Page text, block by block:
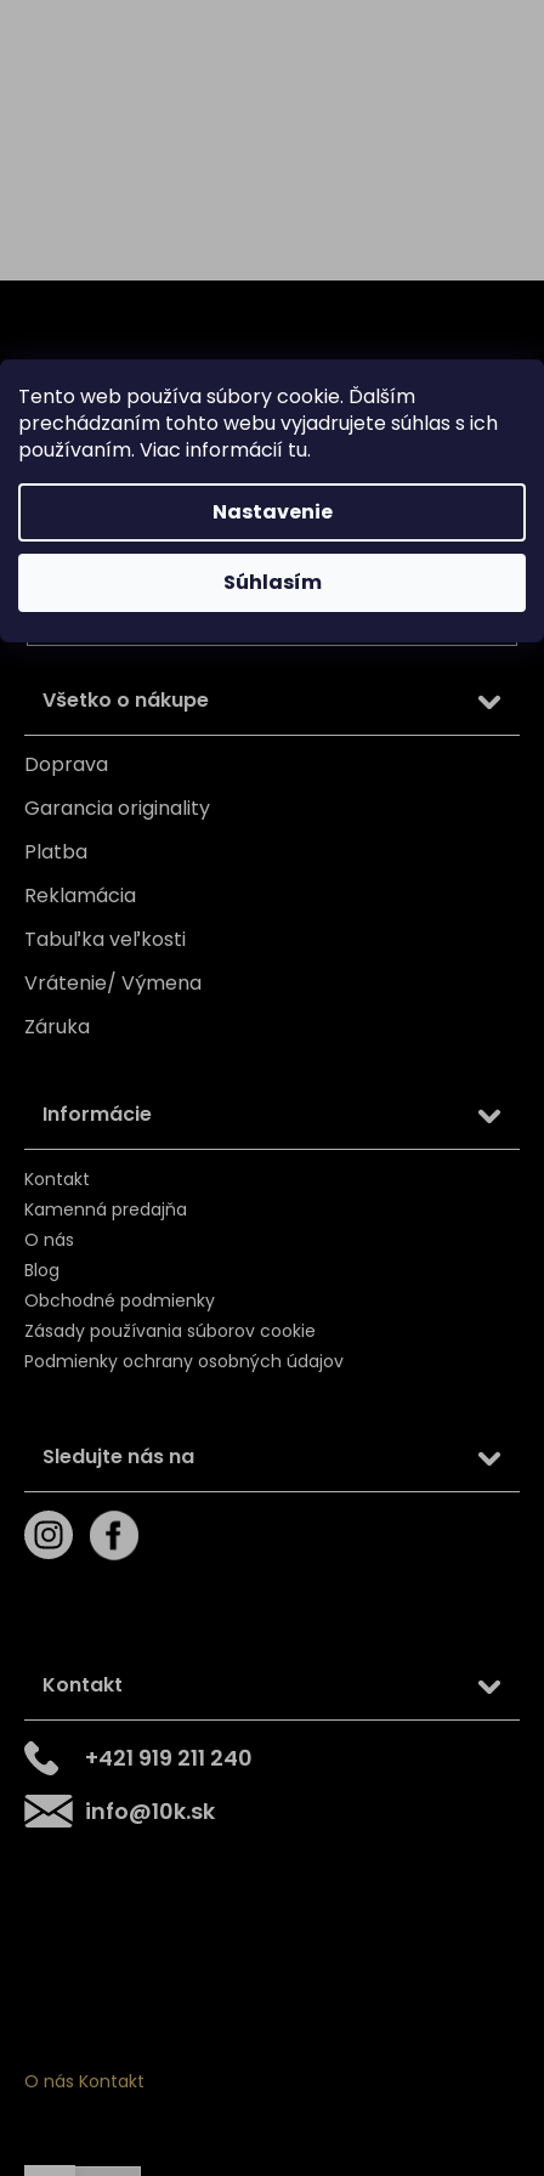
Tento web používa súbory cookie. Ďalším
prechádzaním tohto webu vyjadrujete súhlas s ich
používaním. Viac informácií tu.
Nastavenie
Súhlasím
ä Odoberať newsletter
Vložte svoj e-mail a my Vám budeme zasielať informácie
Vložením e-mailu súhlasíte spodmienkami ochrany
PRIHLÁSIŤ SA
Všetko o nákupe
Doprava
Garancia originality
Platba
Reklamácia
Tabuľka veľkosti
Vrátenie/ Výmena
Záruka
Informácie
Kontakt
Kamenná predajňa
O nás
Blog
Obchodné podmienky
Zásady používania súborov cookie
Podmienky ochrany osobných údajov
Sledujte nás na
Kontakt
info@10k.sk
+421 919 211 240
O nás Kontakt